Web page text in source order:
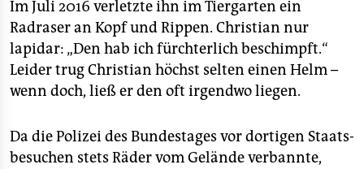
Im Juli 2016 verletzte ihn im Tiergarten ein
Radraser an Kopf und Rippen. Christian nur
lapidar: „Den hab ich fürchterlich beschimpft.“
Leider trug Christian höchst selten einen Helm –
wenn doch, ließ er den oft irgendwo liegen.
Da die Polizei des Bundes­tages vor dortigen Staats­
besuchen stets Räder vom Gelände verbannte,